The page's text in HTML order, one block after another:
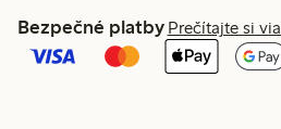
Bezpečné platby Prečítajte si